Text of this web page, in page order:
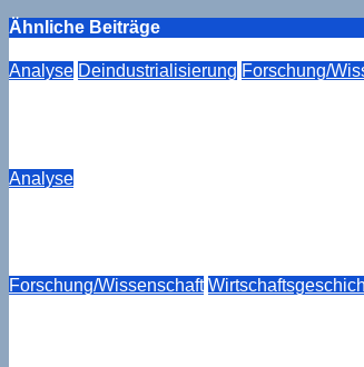
Ähnliche Beiträge
Analyse Deindustrialisierung Forschung/
Analyse
Forschung/Wissenschaft